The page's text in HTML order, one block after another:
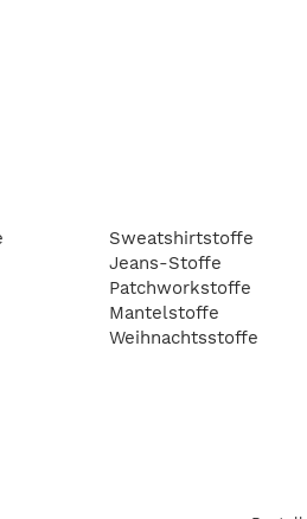
Sweatshirtstoffe
Jeans-Stoffe
Patchworkstoffe
Mantelstoffe
Weihnachtsstoffe